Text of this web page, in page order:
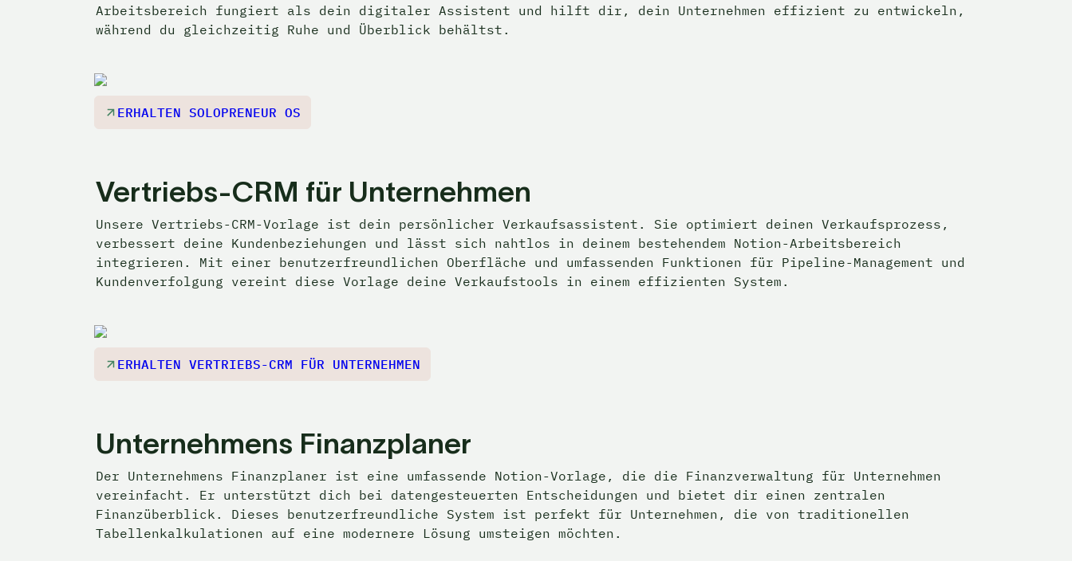
Arbeitsbereich fungiert als dein digitaler Assistent und hilft dir, dein Unternehmen effizient zu entwickeln,
während du gleichzeitig Ruhe und Überblick behältst.
ERHALTEN SOLOPRENEUR OS
Vertriebs-CRM für Unternehmen
Unsere Vertriebs-CRM-Vorlage ist dein persönlicher Verkaufsassistent. Sie optimiert deinen Verkaufsprozess,
verbessert deine Kundenbeziehungen und lässt sich nahtlos in deinem bestehendem Notion-Arbeitsbereich
integrieren. Mit einer benutzerfreundlichen Oberfläche und umfassenden Funktionen für Pipeline-Management und
Kundenverfolgung vereint diese Vorlage deine Verkaufstools in einem effizienten System.
ERHALTEN VERTRIEBS-CRM FÜR UNTERNEHMEN
Unternehmens Finanzplaner
Der Unternehmens Finanzplaner ist eine umfassende Notion-Vorlage, die die Finanzverwaltung für Unternehmen
vereinfacht. Er unterstützt dich bei datengesteuerten Entscheidungen und bietet dir einen zentralen
Finanzüberblick. Dieses benutzerfreundliche System ist perfekt für Unternehmen, die von traditionellen
Tabellenkalkulationen auf eine modernere Lösung umsteigen möchten.